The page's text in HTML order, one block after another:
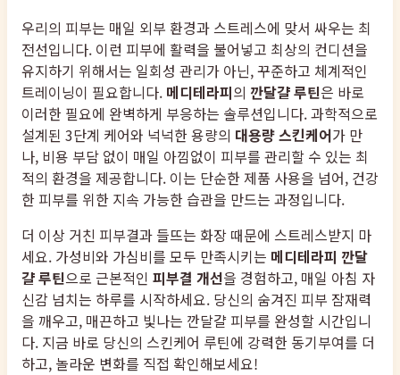
우리의 피부는 매일 외부 환경과 스트레스에 맞서 싸우는 최
전선입니다. 이런 피부에 활력을 불어넣고 최상의 컨디션을
유지하기 위해서는 일회성 관리가 아닌, 꾸준하고 체계적인
트레이닝이 필요합니다. 메디테라피의 깐달걀 루틴은 바로
이러한 필요에 완벽하게 부응하는 솔루션입니다. 과학적으로
설계된 3단계 케어와 넉넉한 용량의 대용량 스킨케어가 만
나, 비용 부담 없이 매일 아낌없이 피부를 관리할 수 있는 최
적의 환경을 제공합니다. 이는 단순한 제품 사용을 넘어, 건강
한 피부를 위한 지속 가능한 습관을 만드는 과정입니다.
더 이상 거친 피부결과 들뜨는 화장 때문에 스트레스받지 마
세요. 가성비와 가심비를 모두 만족시키는 메디테라피 깐달
걀 루틴으로 근본적인 피부결 개선을 경험하고, 매일 아침 자
신감 넘치는 하루를 시작하세요. 당신의 숨겨진 피부 잠재력
을 깨우고, 매끈하고 빛나는 깐달걀 피부를 완성할 시간입니
다. 지금 바로 당신의 스킨케어 루틴에 강력한 동기부여를 더
하고, 놀라운 변화를 직접 확인해보세요!